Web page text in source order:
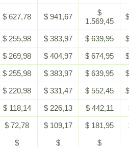
$ 627,78 $ 941,67
$
1.569,45
$ 255,98 $ 383,97 $ 639,95
$ 269,98 $ 404,97 $ 674,95
$ 255,98 $ 383,97 $ 639,95
$ 220,98 $ 331,47 $ 552,45
$ 118,14 $ 226,13 $ 442,11
$ 72,78 $ 109,17 $ 181,95
$
$
$